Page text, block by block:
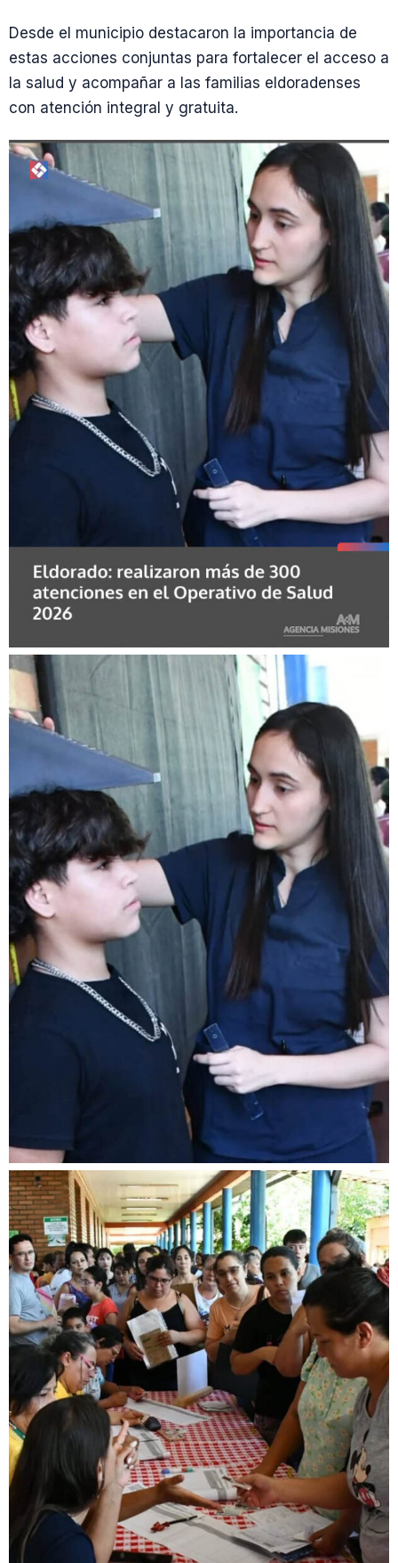
Desde el municipio destacaron la importancia de
estas acciones conjuntas para fortalecer el acceso a
la salud y acompañar a las familias eldoradenses
con atención integral y gratuita.